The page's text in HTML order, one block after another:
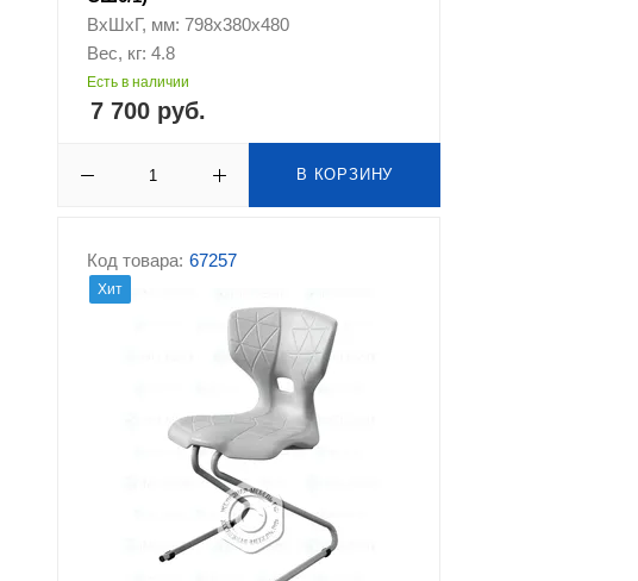
ВхШхГ, мм: 798х380х480
Вес, кг: 4.8
Есть в наличии
7 700 руб.
В КОРЗИНУ
Код товара: 67257
Хит